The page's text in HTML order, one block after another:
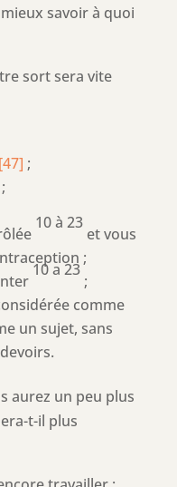
savoir à quoi
sort sera vite
[47] ;
;
10 à 23
et vous
;
10 a 23
;
comme
un sujet, sans
aurez un peu plus
t-il plus